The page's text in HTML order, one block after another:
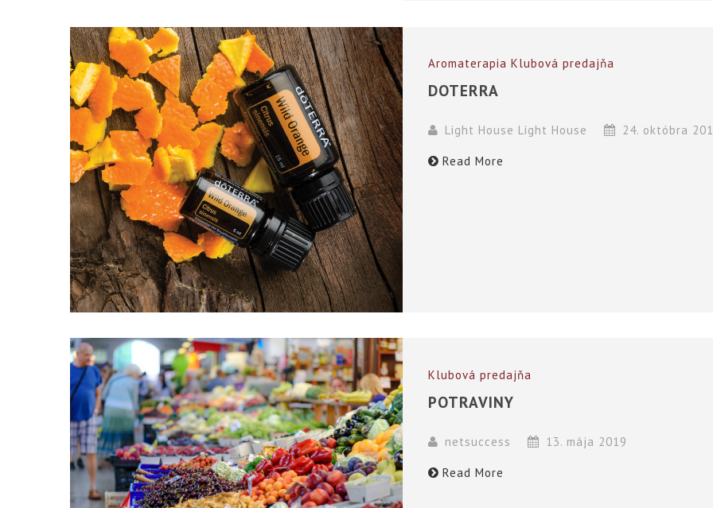
Aromaterapia Klubová predajňa
DOTERRA
Light House Light House 24. októbra
Read More
Klubová predajňa
POTRAVINY
netsuccess 13. mája 2019
Read More